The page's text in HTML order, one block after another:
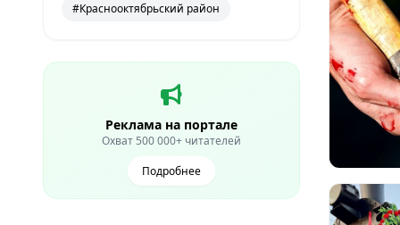
#Краснооктябрьский район
Реклама на портале
Охват 500 000+ читателей
Подробнее